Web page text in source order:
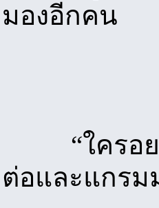
มองอีกคน
“ใครอยา
ต่อและแกรม